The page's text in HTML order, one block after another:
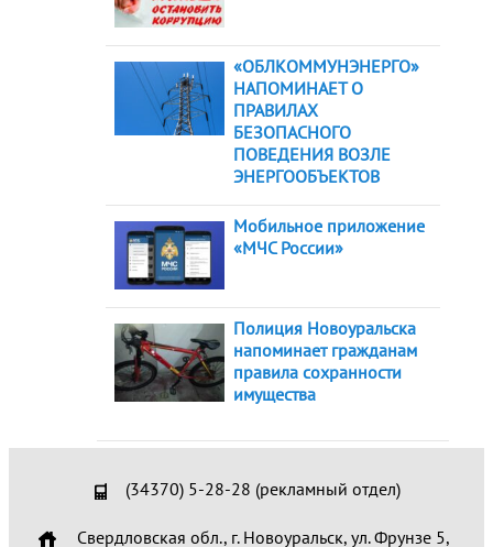
«ОБЛКОММУНЭНЕРГО»
НАПОМИНАЕТ О
ПРАВИЛАХ
БЕЗОПАСНОГО
ПОВЕДЕНИЯ ВОЗЛЕ
ЭНЕРГООБЪЕКТОВ
Мобильное приложение
«МЧС России»
Полиция Новоуральска
напоминает гражданам
правила сохранности
имущества
(34370) 5-28-28 (рекламный отдел)
Свердловская обл., г. Новоуральск, ул. Фрунзе 5,